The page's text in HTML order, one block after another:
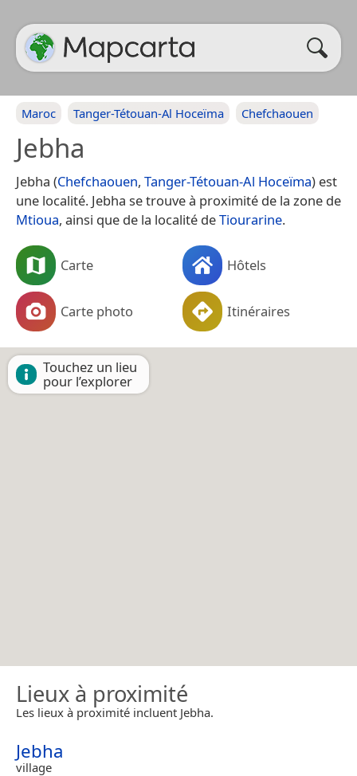
Maroc Tanger-Tétouan-Al Hoceïma Chefchaouen
Jebha
Jebha (Chefchaouen, Tanger-Tétouan-Al Hoceïma) est
une localité. Jebha se trouve à proximité de la zone de
Mtioua, ainsi que de la localité deTiourarine.
Carte Hôtels
Carte photo Itinéraires
Touchez un lieu
pour l’explorer
Lieux à proximité
Les lieux à proximité incluent Jebha.
Jebha
village